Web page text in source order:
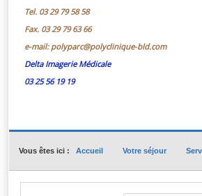
Tel. 03 29 79 58 58
Fax. 03 29 79 63 66
e-mail: polyparc@polyclinique-bld.com
Delta Imagerie Médicale
03 25 56 19 19
Vous êtes ici : Accueil Votre séjour